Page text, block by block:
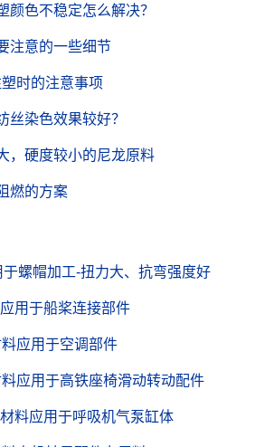
颜色不稳定怎么解决？
注意的一些细节
时的注意事项
丝染色效果较好？
，硬度较小的尼龙原料
燃的方案
螺帽加工-扭力大、抗弯强度好
用于船桨连接部件
应用于空调部件
应用于高铁座椅滑动转动配件
料应用于呼吸机气泵缸体